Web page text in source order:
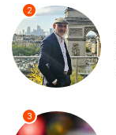
2
3